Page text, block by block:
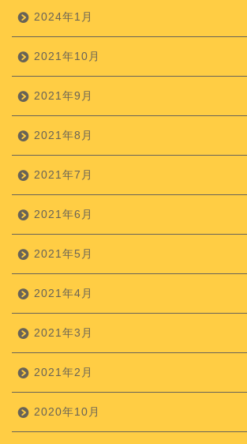
2024年1月
2021年10月
2021年9月
2021年8月
2021年7月
2021年6月
2021年5月
2021年4月
2021年3月
2021年2月
2020年10月